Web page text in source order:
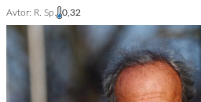
Avtor: R. Sp. 0,32